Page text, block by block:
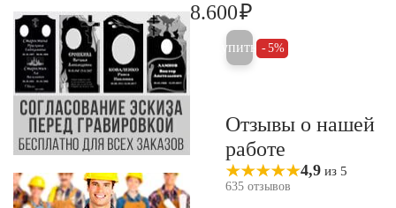
8.600₽
Купить 5%
Отзывы о нашей
работе
4,9 из 5
635 отзывов